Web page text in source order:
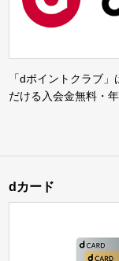
「dポイントクラブ
だける入会金無料・
dカード